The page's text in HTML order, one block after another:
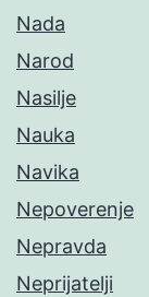
Nada
Narod
Nasilje
Nauka
Navika
Nepoverenje
Nepravda
Neprijatelji